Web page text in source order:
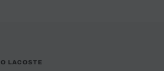
O LACOSTE